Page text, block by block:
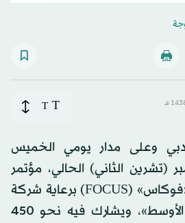
T
T
دبي وعلى مدار يومي الخميس
3 - 4 نوفمبر (تشرين الثاني) الحالي، مؤتمر
إقليمي كبير بعنوان «فوكاس» (FOCUS) برعاية شركة
«باير للأدوية بالشرق الأوسط»، ويشارك فيه نحو 450